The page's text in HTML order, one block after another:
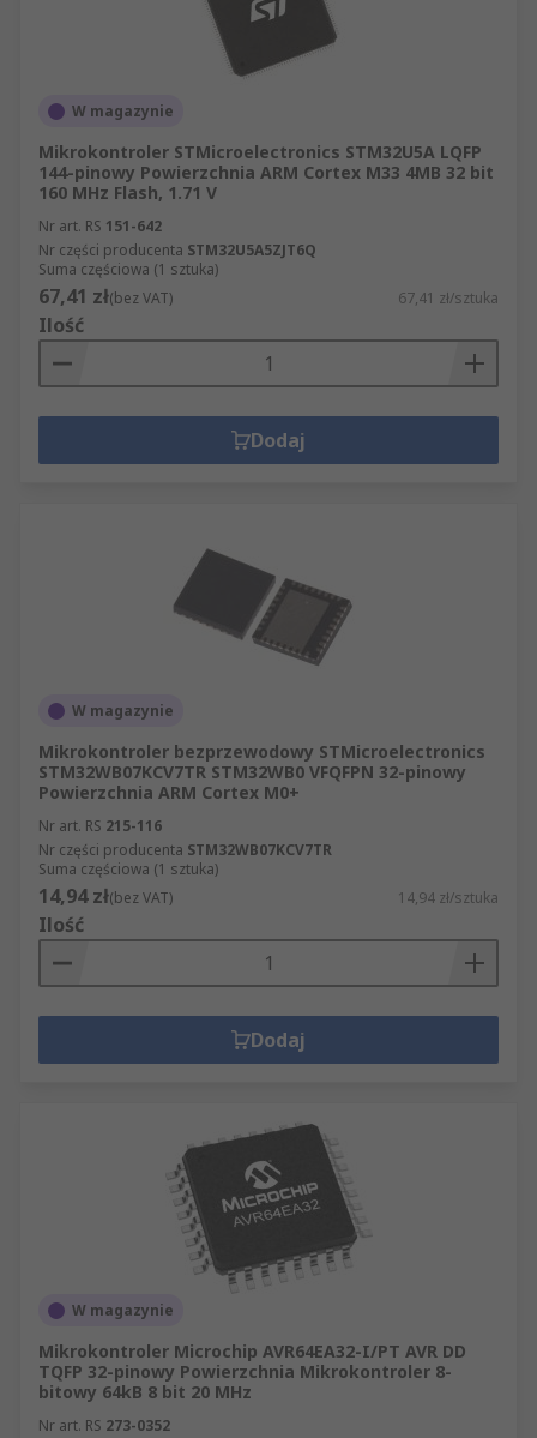
W magazynie
Mikrokontroler STMicroelectronics STM32U5A LQFP
144-pinowy Powierzchnia ARM Cortex M33 4MB 32 bit
160 MHz Flash, 1.71 V
Nr art. RS 151-642
Nr części producenta STM32U5A5ZJT6Q
Suma częściowa (1 sztuka)
67,41 zł(bez VAT) 67,41 zł/sztuka
Ilość
Dodaj
W magazynie
Mikrokontroler bezprzewodowy STMicroelectronics
STM32WB07KCV7TR STM32WB0 VFQFPN 32-pinowy
Powierzchnia ARM Cortex M0+
Nr art. RS 215-116
Nr części producenta STM32WB07KCV7TR
Suma częściowa (1 sztuka)
14,94 zł(bez VAT) 14,94 zł/sztuka
Ilość
Dodaj
W magazynie
Mikrokontroler Microchip AVR64EA32-I/PT AVR DD
TQFP 32-pinowy Powierzchnia Mikrokontroler 8-
bitowy 64kB 8 bit 20 MHz
Nr art. RS 273-0352